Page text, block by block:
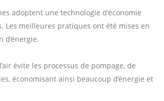
adoptent une technologie d'économie
meilleures pratiques ont été mises en
évite les processus de pompage, de
économisant ainsi beaucoup d’énergie et